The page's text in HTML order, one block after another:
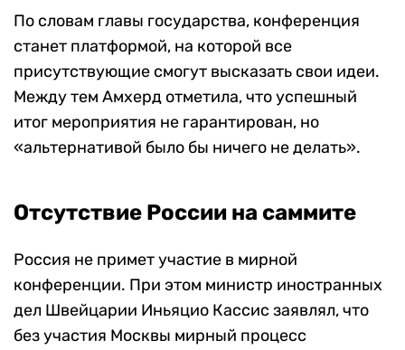
По словам главы государства, конференция
станет платформой, на которой все
присутствующие смогут высказать свои идеи.
Между тем Амхерд отметила, что успешный
итог мероприятия не гарантирован, но
«альтернативой было бы ничего не делать».
Отсутствие России на саммите
Россия не примет участие в мирной
конференции. При этом министр иностранных
дел Швейцарии Иньяцио Кассис заявлял, что
без участия Москвы мирный процесс